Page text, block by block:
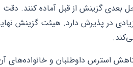
بعدی گزینش از قبل آماده کنند.
در پذیرش دارد. هیئت گزینش
کاهش استرس داوطلبان و